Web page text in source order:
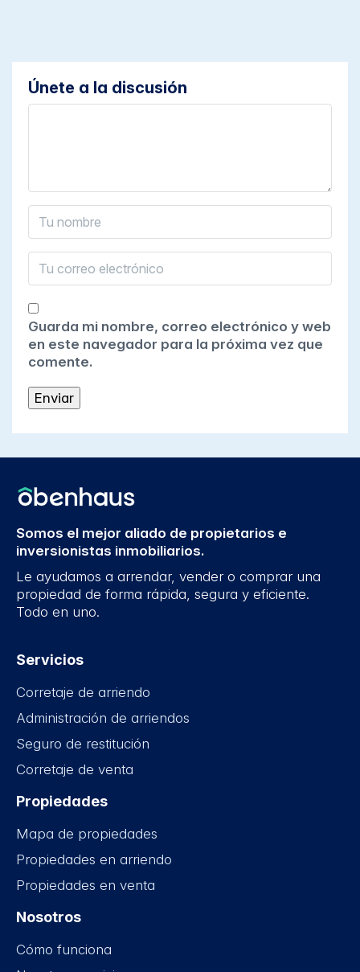
Únete a la discusión
Guarda mi nombre, correo electrónico y web
en este navegador para la próxima vez que
comente.
Somos el mejor aliado de propietarios e
inversionistas inmobiliarios.
Le ayudamos a arrendar, vender o comprar una
propiedad de forma rápida, segura y eficiente.
Todo en uno.
Servicios
Corretaje de arriendo
Administración de arriendos
Seguro de restitución
Corretaje de venta
Propiedades
Mapa de propiedades
Propiedades en arriendo
Propiedades en venta
Nosotros
Cómo funciona